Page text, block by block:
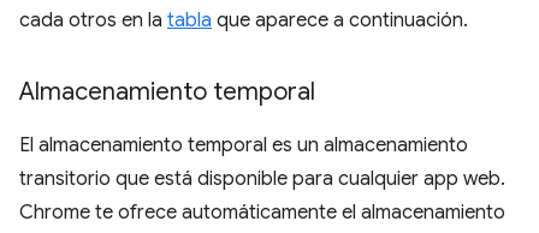
cada otros en la tabla que aparece a continuación.
Almacenamiento temporal
El almacenamiento temporal es un almacenamiento
transitorio que está disponible para cualquier app web.
Chrome te ofrece automáticamente el almacenamiento